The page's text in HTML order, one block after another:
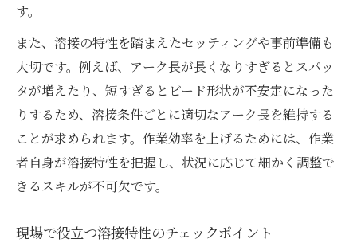
す。
また、溶接の特性を踏まえたセッティングや事前準備も
大切です。例えば、アーク長が長くなりすぎるとスパッ
タが増えたり、短すぎるとビード形状が不安定になった
りするため、溶接条件ごとに適切なアーク長を維持する
ことが求められます。作業効率を上げるためには、作業
者自身が溶接特性を把握し、状況に応じて細かく調整で
きるスキルが不可欠です。
現場で役立つ溶接特性のチェックポイント